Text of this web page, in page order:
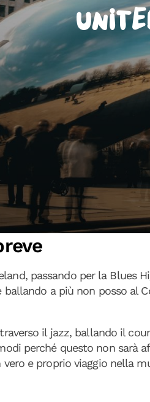
passando per la Blues
ballando a più non posso al
il jazz, ballando il
perché questo non sarà
e proprio viaggio nella